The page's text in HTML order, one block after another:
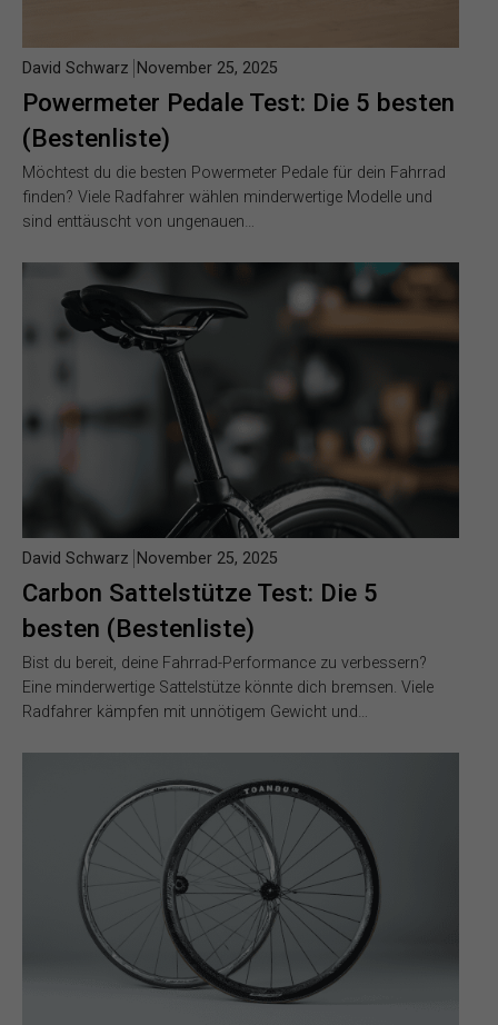
Powermeter Pedale Test: Die 5 besten
(Bestenliste)
David Schwarz November 25, 2025
Möchtest du die besten Powermeter Pedale für dein Fahrrad
finden? Viele Radfahrer wählen minderwertige Modelle und
sind enttäuscht von ungenauen…
Carbon Sattelstütze Test: Die 5
besten (Bestenliste)
David Schwarz November 25, 2025
Bist du bereit, deine Fahrrad-Performance zu verbessern?
Eine minderwertige Sattelstütze könnte dich bremsen. Viele
Radfahrer kämpfen mit unnötigem Gewicht und…